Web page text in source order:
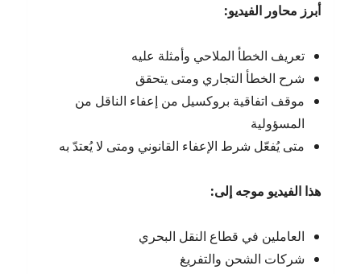
أبرز محاور الفيديو:
تعريف الخطأ الملاحي وأمثلة عليه
شرح الخطأ التجاري ومتى يتحقق
موقف اتفاقية بروكسيل من إعفاء الناقل من
المسؤولية
متى يُفعّل شرط الإعفاء القانوني ومتى لا يُعتدّ به
هذا الفيديو موجه إلى:
العاملين في قطاع النقل البحري
شركات الشحن والتفريغ